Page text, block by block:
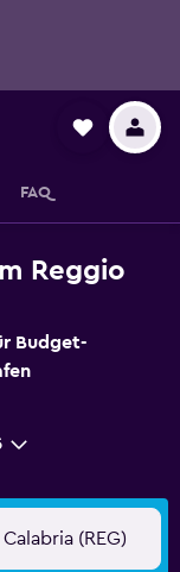
FAQ
Reggio
Budget-
(REG)